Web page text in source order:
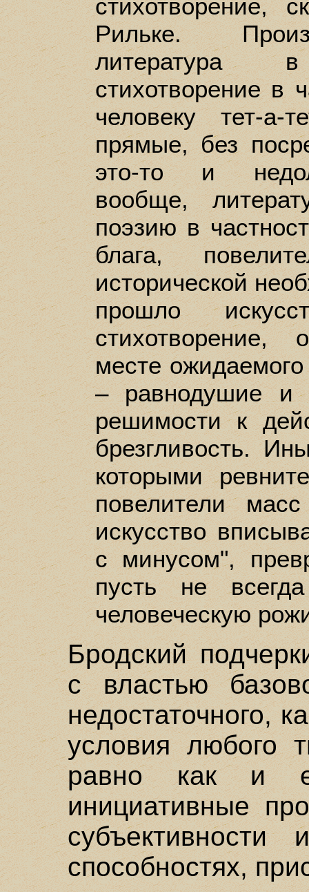
стихотворение,
Рильке.
литература
стихотворение в
человеку тет-
прямые, без
это-то и
вообще,
поэзию в
блага,
исторической
прошло
месте
– равнодушие и
решимости к
брезгливость.
которыми
повелители
искусство
с минусом",
пусть не
человеческую
Бродский
с властью
недостаточного,
условия любого
равно как и
инициативные
субъективности
способностях,